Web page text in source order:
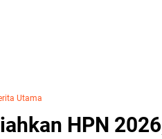
Utama
HPN